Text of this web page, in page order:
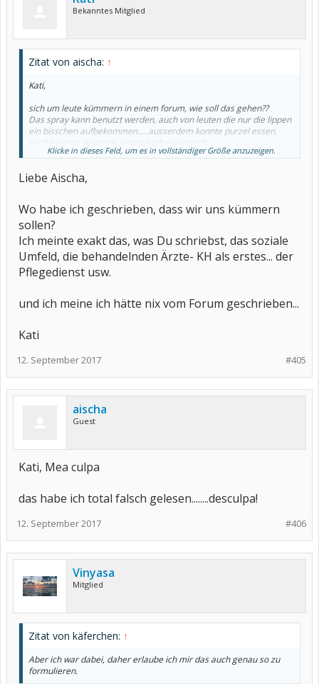
Bekanntes Mitglied
Zitat von aischa: ↑
Kati,
sich um leute kümmern in einem forum, wie soll das gehen??
Das spray kann benutzt werden, auch von leuten die nur die lippen
ein bisschen aufbekommen.....ausserdem konnte purzel essen,
nach eigener aussage, wenn auch püriertes!!
aber ich wiederhole mich.......
behilflich ist oder einen pflegedienst oder oder..........
Klicke in dieses Feld, um es in vollständiger Größe anzuzeigen.
Liebe Aischa,
Wo habe ich geschrieben, dass wir uns kümmern
sollen?
Ich meinte exakt das, was Du schriebst, das soziale
Umfeld, die behandelnden Ärzte- KH als erstes... der
Pflegedienst usw.
und ich meine ich hätte nix vom Forum geschrieben...
Kati
#405
12. September 2017
aischa
Guest
Kati, Mea culpa
das habe ich total falsch gelesen........desculpa!
#406
12. September 2017
Vinyasa
Mitglied
Zitat von käferchen: ↑
Aber ich war dabei, daher erlaube ich mir das auch genau so zu
formulieren.